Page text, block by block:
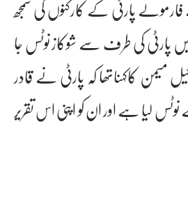
پارٹی کے کارکنوں کی سمجھ
پارٹی کی طرف سے شوکاز نوٹس جا
کاکہناتھا کہ پارٹی نے قادر
لیا ہے اور ان کو اپنی اس تقریر